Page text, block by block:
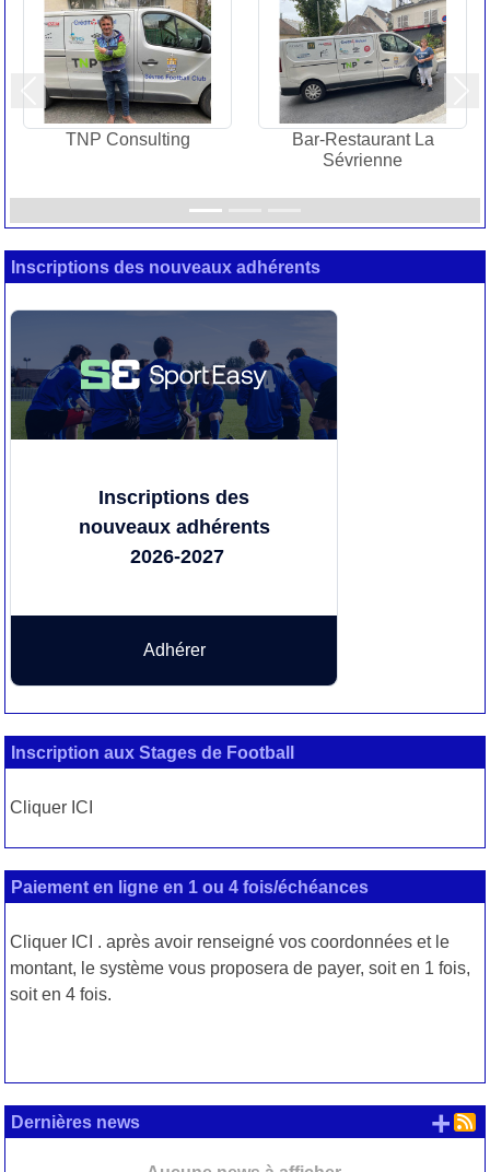
TNP Consulting
Bar-Restaurant La
Sévrienne
Précedent
Inscriptions des nouveaux adhérents
Inscriptions des
nouveaux adhérents
2026-2027
Adhérer
Inscription aux Stages de Football
Cliquer ICI
Paiement en ligne en 1 ou 4 fois/échéances
Cliquer ICI . après avoir renseigné vos coordonnées et le
montant, le système vous proposera de payer, soit en 1 fois,
soit en 4 fois.
Dernières news +